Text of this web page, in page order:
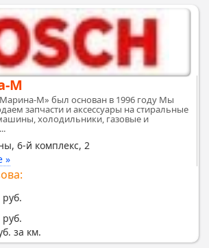
М
М» был основан в 1996 году Мы
запчасти и аксессуары на стиральные
холодильники, газовые и
6-й комплекс, 2
»
руб.
руб.
за км.